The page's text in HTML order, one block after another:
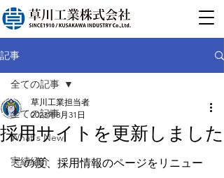
記事
全ての記事
What's New
実績紹介
全ての記事
採用サイトを更新しました
草川工業担当者
2023年8月31日
この度、採用情報のページをリニュー